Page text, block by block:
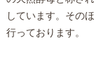
しています。その
行っております。